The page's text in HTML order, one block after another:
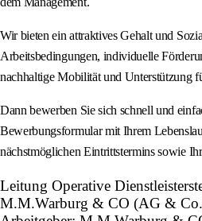
Wir bieten ein attraktives Gehalt und
Arbeitsbedingungen, individuelle
nachhaltige Mobilität und Unterstützung
Dann bewerben Sie sich schnell und
Bewerbungsformular mit Ihrem
nächstmöglichen Eintrittstermins sowie
Leitung Operative
M.M.Warburg & CO (AG &